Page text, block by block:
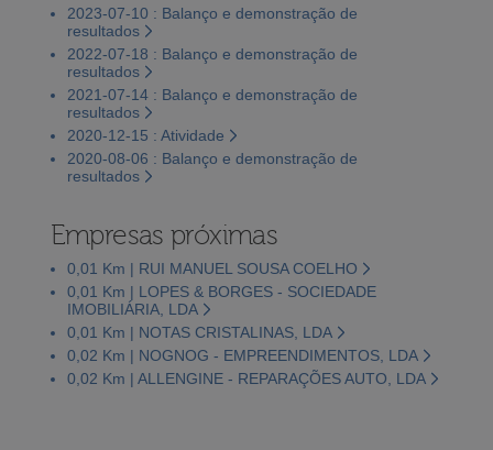
2023-07-10 : Balanço e demonstração de
resultados
2022-07-18 : Balanço e demonstração de
resultados
2021-07-14 : Balanço e demonstração de
resultados
2020-12-15 : Atividade
2020-08-06 : Balanço e demonstração de
resultados
Empresas próximas
0,01 Km | RUI MANUEL SOUSA COELHO
0,01 Km | LOPES & BORGES - SOCIEDADE
IMOBILIÁRIA, LDA
0,01 Km | NOTAS CRISTALINAS, LDA
0,02 Km | NOGNOG - EMPREENDIMENTOS, LDA
0,02 Km | ALLENGINE - REPARAÇÕES AUTO, LDA